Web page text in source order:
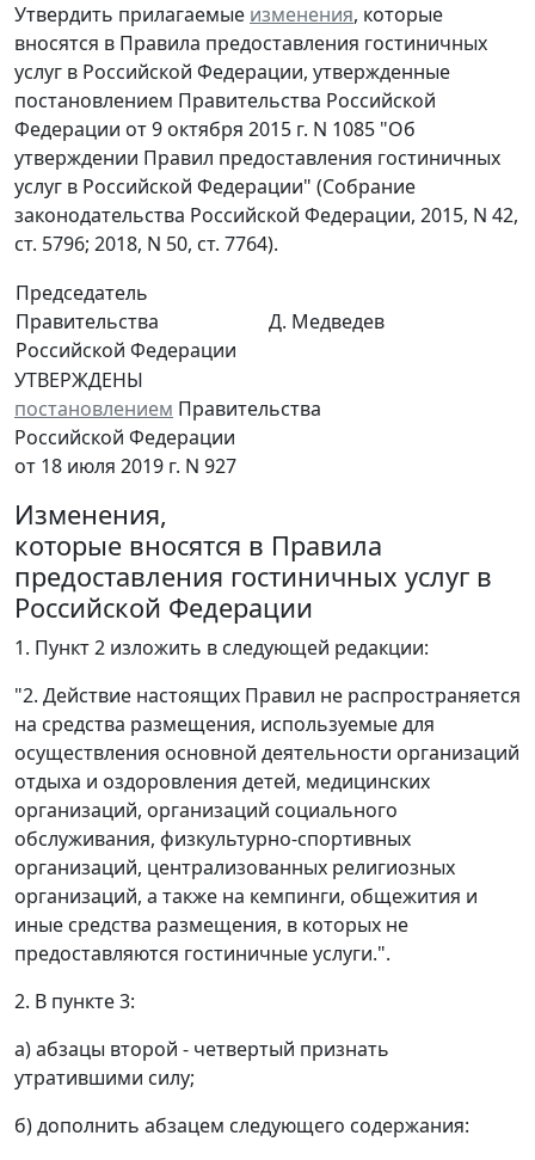
Утвердить прилагаемые изменения, которые
вносятся в Правила предоставления гостиничных
услуг в Российской Федерации, утвержденные
постановлением Правительства Российской
Федерации от 9 октября 2015 г. N 1085 "Об
утверждении Правил предоставления гостиничных
услуг в Российской Федерации" (Собрание
законодательства Российской Федерации, 2015, N 42,
ст. 5796; 2018, N 50, ст. 7764).
Председатель
Правительства
Российской Федерации
Д. Медведев
УТВЕРЖДЕНЫ
постановлением Правительства
Российской Федерации
от 18 июля 2019 г. N 927
Изменения,
которые вносятся в Правила
предоставления гостиничных услуг в
Российской Федерации
1. Пункт 2 изложить в следующей редакции:
"2. Действие настоящих Правил не распространяется
на средства размещения, используемые для
осуществления основной деятельности организаций
отдыха и оздоровления детей, медицинских
организаций, организаций социального
обслуживания, физкультурно-спортивных
организаций, централизованных религиозных
организаций, а также на кемпинги, общежития и
иные средства размещения, в которых не
предоставляются гостиничные услуги.".
2. В пункте 3:
а) абзацы второй - четвертый признать
утратившими силу;
б) дополнить абзацем следующего содержания: